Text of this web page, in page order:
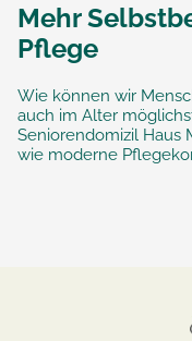
Mehr
Pflege
Wie können wir
auch im Alter
Seniorendomizil Haus
wie moderne